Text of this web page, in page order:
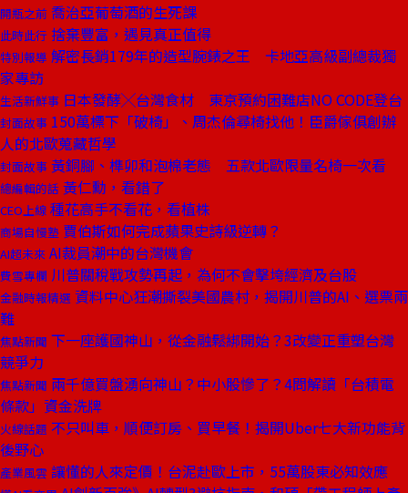
開瓶之前 喬治亞葡萄酒的生死課
此時此行 捨棄豐富，遇見真正值得
特別報導 解密長銷179年的造型腕錶之王 卡地亞高級副總裁獨
家專訪
生活新鮮事 日本發酵╳台灣食材 東京預約困難店NO CODE登台
封面故事 150萬標下「破椅」、周杰倫尋椅找他！臣爵傢俱創辦
人的北歐蒐藏哲學
封面故事 黃銅腳、榫卯和泡棉老態 五款北歐限量名椅一次看
總編輯的話 黃仁勳，看錯了
CEO上線 種花高手不看花，看植株
商場自慢塾 賈伯斯如何完成蘋果史詩級逆轉？
AI超未來 AI裁員潮中的台灣機會
費雪專欄 川普關稅戰攻勢再起，為何不會擊垮經濟及台股
金融時報精選 資料中心狂潮撕裂美國農村，揭開川普的AI、選票兩
難
焦點新聞 下一座護國神山，從金融鬆綁開始？3改變正重塑台灣
競爭力
焦點新聞 兩千億買盤湧向神山？中小股慘了？4問解讀「台積電
條款」資金洗牌
火線話題 不只叫車，順便訂房、買早餐！揭開Uber七大新功能背
後野心
產業風雲 讓懂的人來定價！台泥赴歐上市，55萬股東必知效應